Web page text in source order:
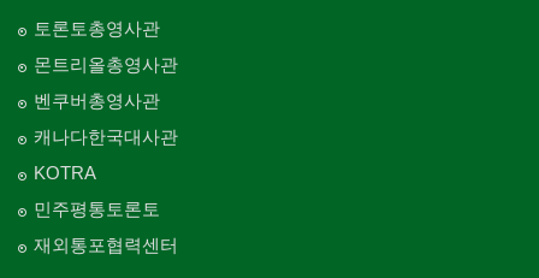
토론토총영사관
몬트리올총영사관
벤쿠버총영사관
캐나다한국대사관
KOTRA
민주평통토론토
재외통포협력센터